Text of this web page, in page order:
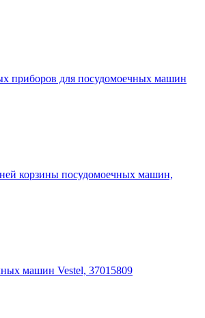
приборов для посудомоечных машин
корзины посудомоечных машин,
машин Vestel, 37015809